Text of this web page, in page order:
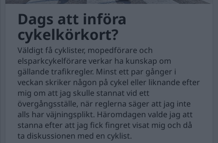
Dags att införa
cykelkörkort?
Väldigt få cyklister, mopedförare och
elsparkcykelförare verkar ha kunskap om
gällande trafikregler. Minst ett par gånger i
veckan skriker någon på cykel eller liknande efter
mig om att jag skulle stannat vid ett
övergångsställe, när reglerna säger att jag inte
alls har väjningsplikt. Häromdagen valde jag att
stanna efter att jag fick fingret visat mig och då
ta diskussionen med en cyklist.